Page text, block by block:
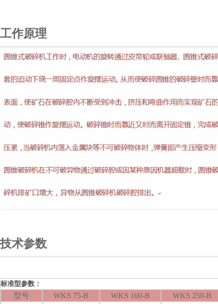
工作原理
技术参数
标准型参数：
型号 WKS 75-B WKS 160-B
WKS 250-B